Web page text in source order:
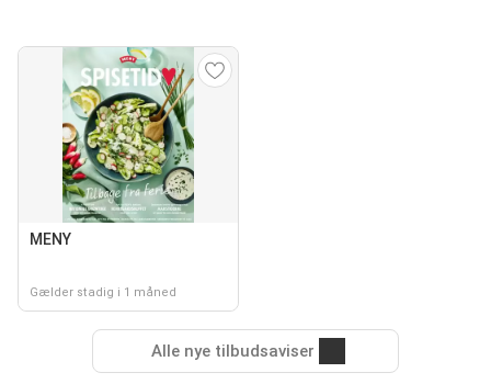
MENY
Gælder stadig i 1 måned
Alle nye tilbudsaviser